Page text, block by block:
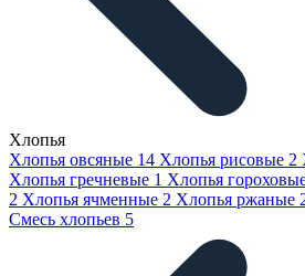
Хлопья
Хлопья овсяные 14 Хлопья рисовые 2
Хлопья гречневые 1 Хлопья
2 Хлопья ячменные 2 Хлопья ржаные
Смесь хлопьев 5